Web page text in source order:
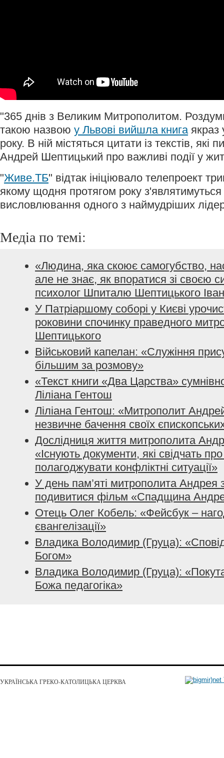
"365 днів з Великим Митрополитом.
такою назвою у Львові вийшла книгаякраз
року. В ній містяться цитати із текстів, які
Андрей Шептицький про важливі події у
"Живе.ТБ" відтак ініціювало телепроект
якому щодня протягом року з'являтимуться
висловлювання одного з наймудріших
Медіа по темі:
«Людина, яка скоює самогубство,
але не знає, як впоратися зі своєю
психолог Шпиталю Шептицького
У Патріаршому соборі у Києві
роковини спочинку праведного
Шептицького
Військовий капелан: «Служіння
більшим за розмову»
«Текст книги «Два Царства»
Ліліана Гентош
Ліліана Гентош: «Митрополит
незвичне бачення своїх
Дослідниця життя митрополита
«Існують документи, які свідчать
полагоджувати конфліктні ситуації»
У день пам’яті митрополита Андрея
подивитися фільм «Спадщина
Отець Олег Кобель: «Фейсбук –
євангелізації»
Владика Володимир (Груца):
Богом»
Владика Володимир (Груца):
Божа педагогіка»
УКРАЇНСЬКА ГРЕКО-КАТОЛИЦЬКА ЦЕРКВА